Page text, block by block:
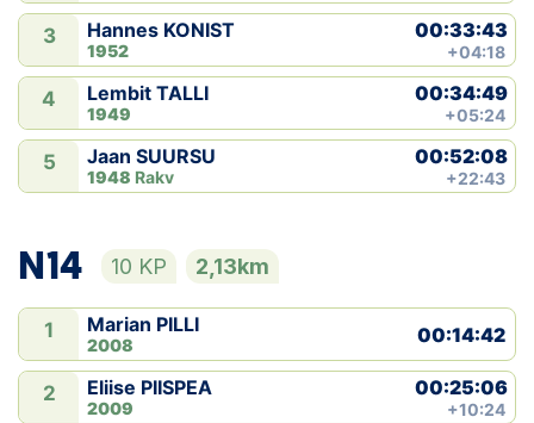
3 Hannes KONIST
1952
00:33:43
+04:18
4 Lembit TALLI
1949
00:34:49
+05:24
5 Jaan SUURSU
1948 Rakv
00:52:08
+22:43
N14 10 KP 2,13km
1 Marian PILLI
2008 00:14:42
2 Eliise PIISPEA
2009
00:25:06
+10:24